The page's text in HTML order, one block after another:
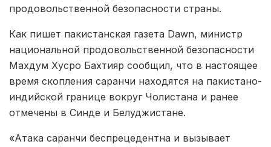
продовольственной безопасности страны.
Как пишет пакистанская газета Dawn, министр
национальной продовольственной безопасности
Махдум Хусро Бахтияр сообщил, что в настоящее
время скопления саранчи находятся на пакистано-
индийской границе вокруг Чолистана и ранее
отмечены в Синде и Белуджистане.
«Атака саранчи беспрецедентна и вызывает